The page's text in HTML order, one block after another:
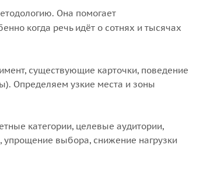
Она помогает
когда речь идёт о сотнях и тысячах
существующие карточки, поведение
Определяем узкие места и зоны
категории, целевые аудитории,
выбора, снижение нагрузки